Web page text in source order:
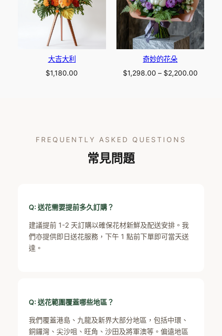
大吉大利
$1,180.00
奇妙的花朵
$1,298.00 – $2,200.00Price
FREQUENTLY ASKED QUESTIONS
常見問題
Q: 送花需要提前多久訂購？
建議提前 1-2 天訂購以確保花材新鮮及配送安排。我
們亦提供即日送花服務，下午 1 點前下單即可當天送
達。
Q: 送花範圍覆蓋哪些地區？
我們覆蓋港島、九龍及新界大部分地區，包括中環、
銅鑼灣、尖沙咀、旺角、沙田及將軍澳等。偏遠地區